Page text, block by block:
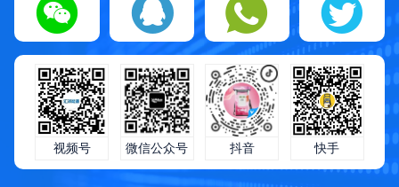
视频号 微信公众号 抖音 快手